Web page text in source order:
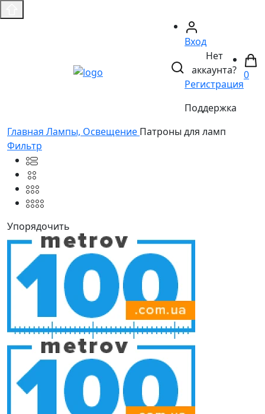
Вход
Нет
аккаунта?
Регистрация
Поддержка
0
Главная Лампы, Освещение Патроны для ламп
Фильтр
Упорядочить